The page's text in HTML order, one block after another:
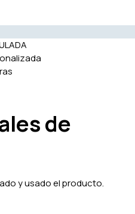
de
y usado el producto.